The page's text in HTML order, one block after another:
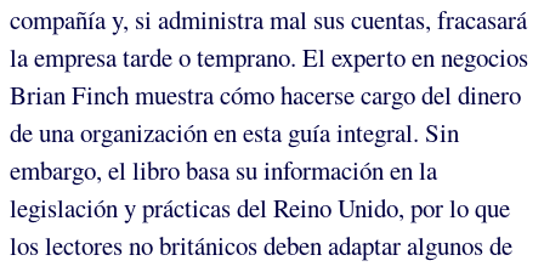
compañía y, si administra mal sus cuentas, fracasará
la empresa tarde o temprano. El experto en negocios
Brian Finch muestra cómo hacerse cargo del dinero
de una organización en esta guía integral. Sin
embargo, el libro basa su información en la
legislación y prácticas del Reino Unido, por lo que
los lectores no británicos deben adaptar algunos de